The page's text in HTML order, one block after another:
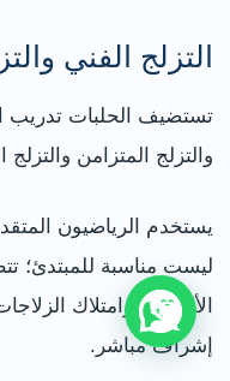
التزلج الفني
تستضيف الحلبات تدريب
والتزلج المتزامن
ليست مناسبة للمبتدئ؛
الأساسية وامتلاك
إشراف مباشر.